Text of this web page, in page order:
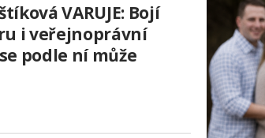
VARUJE: Bojí
i veřejnoprávní
podle ní může